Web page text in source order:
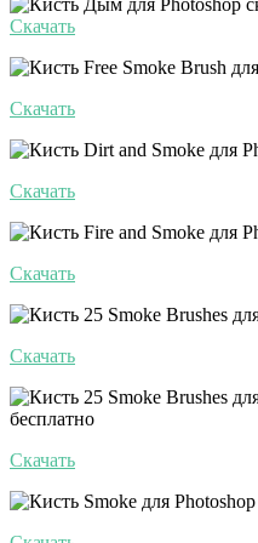
Скачать
Скачать
Скачать
Скачать
Скачать
Скачать